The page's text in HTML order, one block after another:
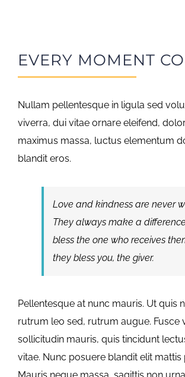
EVERY MOMENT
Nullam pellentesque in ligula sed
viverra, dui vitae ornare eleifend,
maximus massa, luctus elementum
blandit eros.
Love and kindness are never
They always make a
bless the one who receives
they bless you, the giver.
Pellentesque at nunc mauris. Ut quis
rutrum leo sed, rutrum augue. Fusce
sollicitudin mauris, quis tincidunt
vitae. Nunc posuere blandit elit mattis